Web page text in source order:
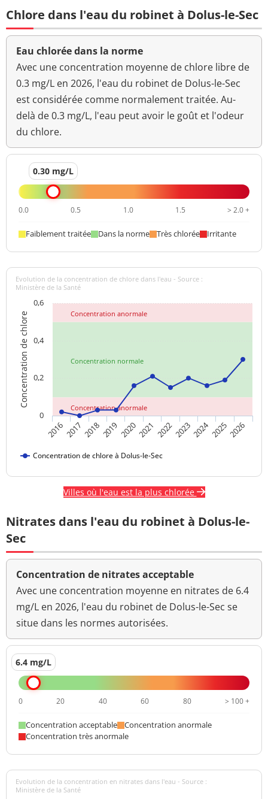
Chlore dans l'eau du robinet à Dolus-le-Sec
Eau chlorée dans la norme
Avec une concentration moyenne de chlore libre de
0.3 mg/L en 2026, l'eau du robinet de Dolus-le-Sec
est considérée comme normalement traitée. Au-
delà de 0.3 mg/L, l'eau peut avoir le goût et l'odeur
du chlore.
0.30 mg/L
0.0 0.5 1.0 1.5 > 2.0 +
Faiblement traitée Dans la norme Très chlorée Irritante
Concentration normale
Concentration anormale
Concentration anormale
Concentration de chlore
Evolution de la concentration de chlore dans l'eau - Source :
Ministère de la Santé
Concentration de chlore à Dolus-le-Sec
20162017 2018201920202021 20222023202420252026
0
0,2
0,4
0,6
Villes où l'eau est la plus chlorée
Nitrates dans l'eau du robinet à Dolus-le-
Sec
Concentration de nitrates acceptable
Avec une concentration moyenne en nitrates de 6.4
mg/L en 2026, l'eau du robinet de Dolus-le-Sec se
situe dans les normes autorisées.
6.4 mg/L
0 20 40 60 80 > 100 +
Concentration acceptable
Concentration anormale
Concentration très anormale
Evolution de la concentration en nitrates dans l'eau - Source :
Ministère de la Santé